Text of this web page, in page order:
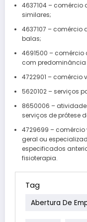
4637104 –
similares;
4637107 –
balas;
4691500 –
com
4722901 – comércio
5620102 – serviços
8650006 –
serviços de prótese
4729699 –
geral ou
especificados
fisioterapia.
Tag
Abertura De